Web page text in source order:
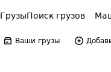
ГрузыПоиск грузов
Ваши грузы